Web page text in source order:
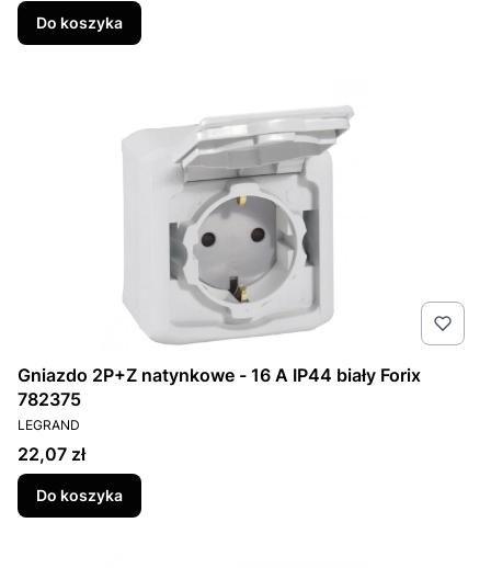
Do koszyka
Gniazdo 2P+Z natynkowe - 16 A IP44 biały Forix
782375
PRODUCENT
LEGRAND
Cena
22,07 zł
Do koszyka